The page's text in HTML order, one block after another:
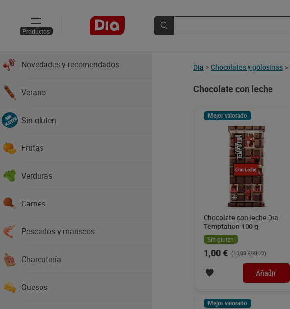
Productos
Novedades y recomendados
Verano
Sin gluten
Frutas
Verduras
Carnes
Pescados y mariscos
Charcutería
Quesos
Dia > Chocolates y golosinas >
Chocolate con leche
Mejor valorado
Chocolate con leche Dia
Temptation 100 g
Sin gluten
1,00 € (10,00 €/KILO)
Añadir
Mejor valorado